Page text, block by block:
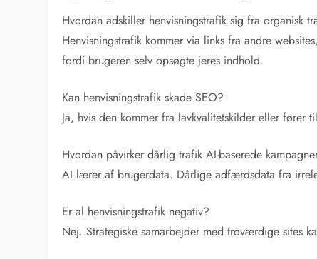
Hvordan adskiller henvisningstrafik sig fra organisk
Henvisningstrafik kommer via links fra andre
fordi brugeren selv opsøgte jeres indhold.
Kan henvisningstrafik skade SEO?
Ja, hvis den kommer fra lavkvalitetskilder eller fører
Hvordan påvirker dårlig trafik AI-baserede
AI lærer af brugerdata. Dårlige adfærdsdata fra
Er al henvisningstrafik negativ?
Nej. Strategiske samarbejder med troværdige sites